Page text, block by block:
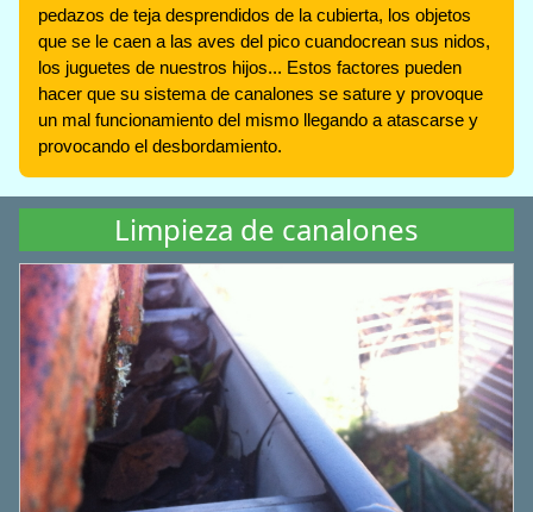
pedazos de teja desprendidos de la cubierta, los objetos
que se le caen a las aves del pico cuandocrean sus nidos,
los juguetes de nuestros hijos... Estos factores pueden
hacer que su sistema de canalones se sature y provoque
un mal funcionamiento del mismo llegando a atascarse y
provocando el desbordamiento.
Limpieza de canalones